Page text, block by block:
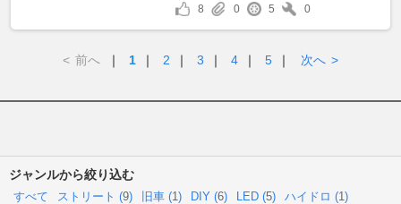
8 0 5 0
< 前へ ｜ 1 ｜ 2 ｜ 3 ｜ 4 ｜ 5 ｜ 次へ >
ジャンルから絞り込む
すべて ストリート (9) 旧車 (1) DIY (6) LED (5) ハイドロ (1)